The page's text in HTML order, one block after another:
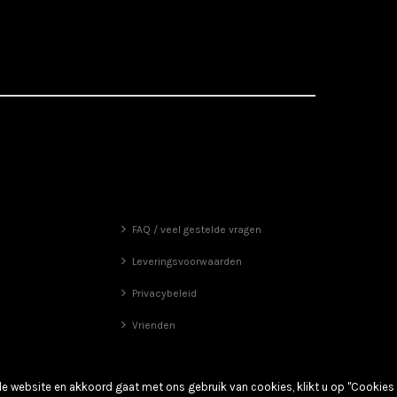
FAQ / veel gestelde vragen
Leveringsvoorwaarden
Privacybeleid
Vrienden
website en akkoord gaat met ons gebruik van cookies, klikt u op "Cookies